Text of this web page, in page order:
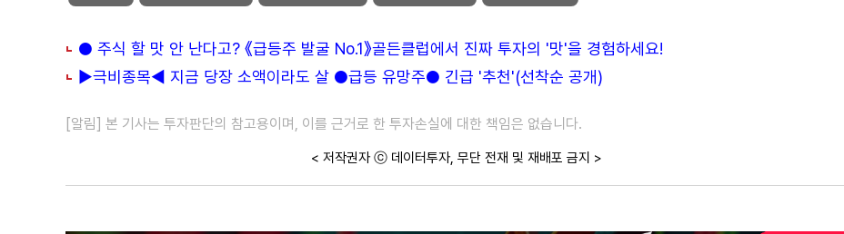
● 주식 할 맛 안 난다고? 《급등주 발굴 No.1》골든클럽에서 진짜 투자의 '맛'을 경험하세요!
▶극비종목◀ 지금 당장 소액이라도 살 ●급등 유망주● 긴급 '추천'(선착순 공개)
[알림] 본 기사는 투자판단의 참고용이며, 이를 근거로 한 투자손실에 대한 책임은 없습니다.
< 저작권자 ⓒ 데이터투자, 무단 전재 및 재배포 금지 >